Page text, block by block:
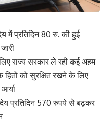
में प्रतिदिन 80 रु. की हुई
राज्य सरकार ले रही कई अहम
हितों को सुरक्षित रखने के लिए
प्रतिदिन 570 रुपये से बढ़कर